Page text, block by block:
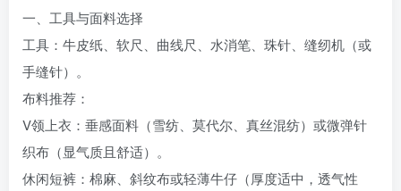
一、工具与面料选择‌
工具‌：牛皮纸、软尺、曲线尺、水消笔、珠针、缝纫机（或
手缝针）。
布料推荐‌：
V领上衣‌：垂感面料（雪纺、莫代尔、真丝混纺）或微弹针
织布（显气质且舒适）。
休闲短裤‌：棉麻、斜纹布或轻薄牛仔（厚度适中，透气性